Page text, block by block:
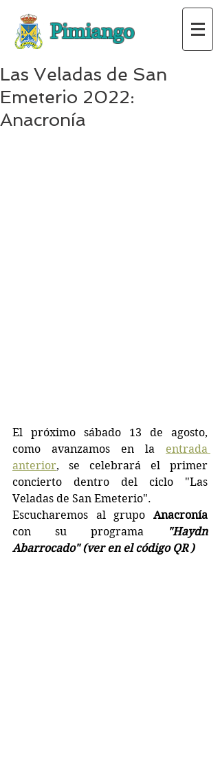
Pimiango
Las Veladas de San
Emeterio 2022:
Anacronía
El próximo sábado 13 de agosto,
como avanzamos en la entrada
anterior, se celebrará el primer
concierto dentro del ciclo "Las
Veladas de San Emeterio".
Escucharemos al grupo Anacronía
con su programa
"Haydn
Abarrocado" (ver en el código QR )